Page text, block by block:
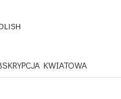
KWIATOWA